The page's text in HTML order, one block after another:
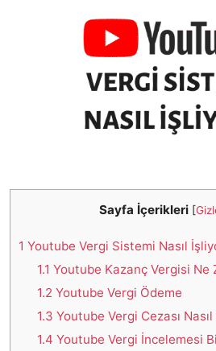
Sayfa İçerikleri [
1 Youtube Vergi Sistemi Nasıl
1.1 Youtube Kazanç Vergisi Ne
1.2 Youtube Vergi Ödeme
1.3 Youtube Vergi Cezası
1.4 Youtube Vergi İncelemesi